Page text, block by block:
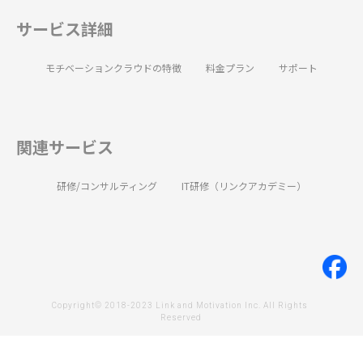
サービス詳細
モチベーションクラウドの特徴 料金プラン サポート
関連サービス
研修/コンサルティング IT研修（リンクアカデミー）
Copyright© 2018-2023 Link and Motivation Inc. All Rights
Reserved